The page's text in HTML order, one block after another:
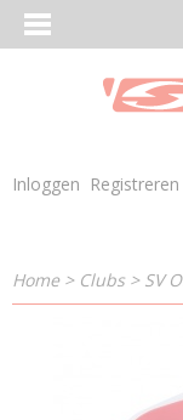
Inloggen Registreren
Home> Clubs > SV